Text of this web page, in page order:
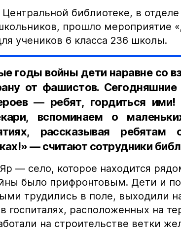
Центральной библиотеке, в
прошло мероприятие
учеников 6 класса 236 школы.
годы войны дети наравне со
от фашистов.
— ребят, гордиться
вспоминаем о
рассказывая ребятам
— считают сотрудники
— село, которое находится
было прифронтовым. Дети и
трудились в поле, выходили
госпиталях, расположенных на
на строительстве ветки